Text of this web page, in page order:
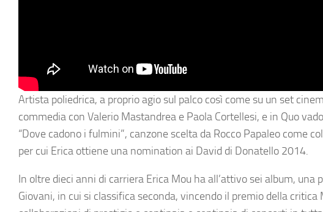
Artista poliedrica, a proprio agio sul palco così come su un set
commedia con Valerio Mastandrea e Paola Cortellesi, e in Quo
“Dove cadono i fulmini”, canzone scelta da Rocco Papaleo come
per cui Erica ottiene una nomination ai David di Donatello 2014.
In oltre dieci anni di carriera Erica Mou ha all’attivo sei album,
Giovani, in cui si classifica seconda, vincendo il premio della